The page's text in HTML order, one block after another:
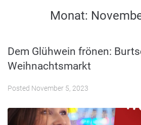
Monat:
Dem Glühwein frönen:
Weihnachtsmarkt
Posted November 5, 2023